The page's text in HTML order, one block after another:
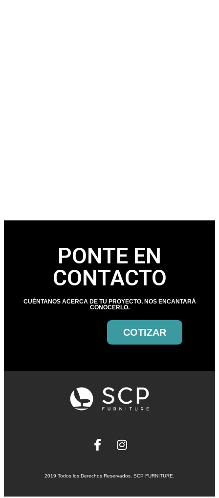
PONTE EN
CONTACTO
CUÉNTANOS ACERCA DE TU PROYECTO, NOS ENCANTARÁ
CONOCERLO.
COTIZAR
2019 Todos los Derechos Reservados. SCP FURNITURE.